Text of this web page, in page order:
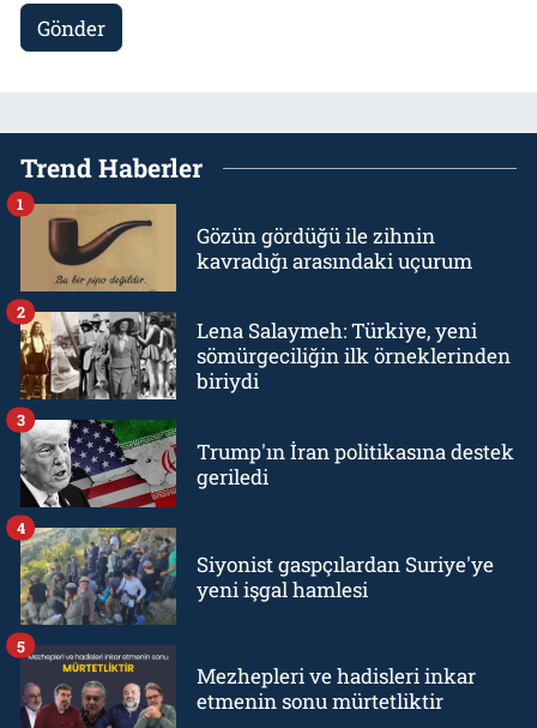
Gönder
Trend Haberler
Gözün gördüğü ile zihnin
kavradığı arasındaki uçurum
1
Lena Salaymeh: Türkiye, yeni
sömürgeciliğin ilk örneklerinden
biriydi
2
Trump'ın İran politikasına destek
geriledi
3
Siyonist gaspçılardan Suriye'ye
yeni işgal hamlesi
4
Mezhepleri ve hadisleri inkar
etmenin sonu mürtetliktir
5